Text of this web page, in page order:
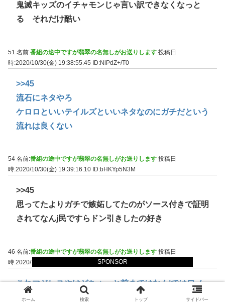
SPONSOR
鬼滅キッズのイチャモンじゃ言い訳できなくなっと
る それだけ酷い
51 名前:番組の途中ですが翡翠の名無しがお送りします 投稿日
時:2020/10/30(金) 19:38:55.45 ID:NlPdZ+/T0
>>45
流石にネタやろ
ケロロといいテイルズといいネタなのにガチだという
流れは良くない
54 名前:番組の途中ですが翡翠の名無しがお送りします 投稿日
時:2020/10/30(金) 19:39:16.10 ID:bHKYp5N3M
>>45
思ってたよりガチで嫉妬してたのがソース付きで証明
されてなんj民ですらドン引きしたの好き
46 名前:番組の途中ですが翡翠の名無しがお送りします 投稿日
時:2020/10/30(金) 19:38:05.70
ID:v54qKRWla
これマジレスやけどちょっと前まではなんjではワノ
国まあまあおもろいやんって評価やったで
ホーム 検索 トップ サイドバー